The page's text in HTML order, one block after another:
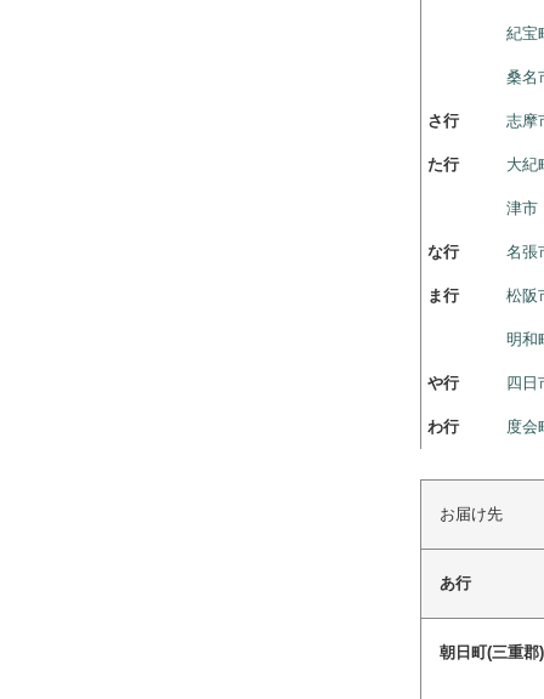
紀宝
桑名
さ行 志摩
た行 大紀
津市
な行 名張
ま行 松阪
明和
や行 四日
わ行 度会
お届け先
あ行
朝日町(三重郡)